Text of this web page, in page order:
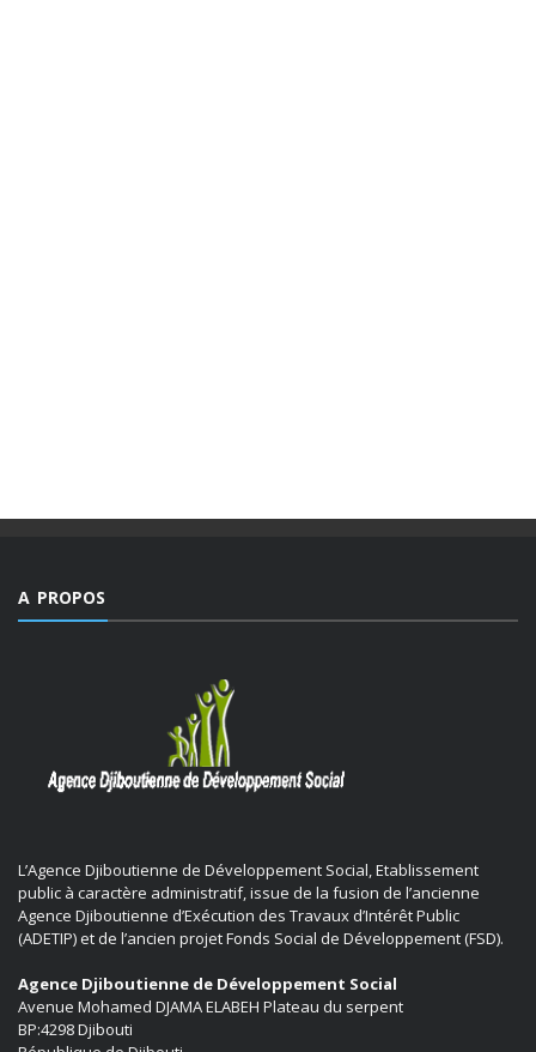
A PROPOS
L’Agence Djiboutienne de Développement Social, Etablissement
public à caractère administratif, issue de la fusion de l’ancienne
Agence Djiboutienne d’Exécution des Travaux d’Intérêt Public
(ADETIP) et de l’ancien projet Fonds Social de Développement (FSD).
Agence Djiboutienne de Développement Social
Avenue Mohamed DJAMA ELABEH Plateau du serpent
BP:4298 Djibouti